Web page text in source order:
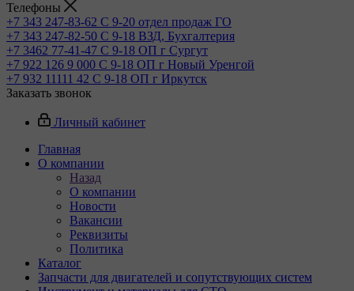
Телефоны
+7 343 247-83-62 С 9-20 отдел продаж ГО
+7 343 247-82-50 С 9-18 ВЗД, Бухгалтерия
+7 3462 77-41-47 С 9-18 ОП г Сургут
+7 922 126 9 000 С 9-18 ОП г Новый Уренгой
+7 932 11111 42 С 9-18 ОП г Иркутск
Заказать звонок
Личный кабинет
Главная
О компании
Назад
О компании
Новости
Вакансии
Реквизиты
Политика
Каталог
Запчасти для двигателей и сопутствующих систем